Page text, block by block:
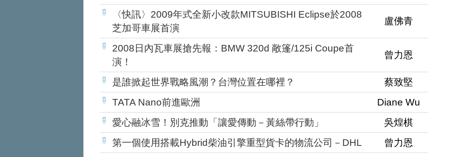
〈快訊〉2009年式全新小改款MITSUBISHI Eclipse於2008
芝加哥車展首演
盧佛青
2008日內瓦車展搶先報：BMW 320d 敞篷/125i Coupe首
演！
曾力恩
是誰掀起世界戰略風潮？台灣位置在哪裡？
蔡致堅
TATA Nano前進歐洲
Diane Wu
愛心融冰雪！別克推動「讓愛傳動－黃絲帶行動」
吳煌棋
第一個使用搭載Hybrid柴油引擎重型貨卡的物流公司－DHL
曾力恩